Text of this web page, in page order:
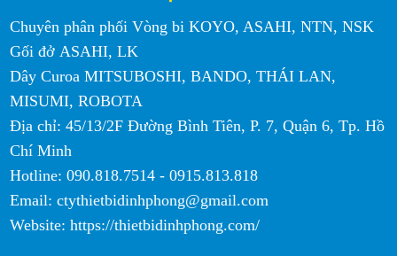
Khách hàng có nhu cầu mua và yêu cầu
Vòng bi Bạc đạn KOYO JTEKT thay đổi
diện mạo mới hình ảnh ba chiều ,quý
quét mã QR
Vòng bi bạc đạn KOYO JTEKT vẫn giữ
Chuyên phân phối Vòng bi KOYO, ASAHI, NTN, NSK
Gối đở ASAHI, LK
Dây Curoa MITSUBOSHI, BANDO, THÁI LAN,
MISUMI, ROBOTA
Địa chỉ: 45/13/2F Đường Bình Tiên, P. 7, Quận 6, Tp. Hồ
Chí Minh
Hotline: 090.818.7514 - 0915.813.818
Email: ctythietbidinhphong@gmail.com
Website: https://thietbidinhphong.com/